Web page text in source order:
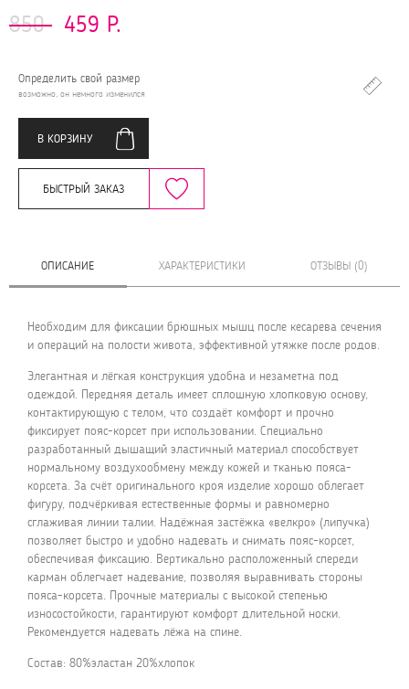
850 459 Р.
Определить свой размер
возможно, он немного изменился
В КОРЗИНУ
БЫСТРЫЙ ЗАКАЗ
ОПИСАНИЕ ХАРАКТЕРИСТИКИ ОТЗЫВЫ (0)
Необходим для фиксации брюшных мышц после кесарева сечения
и операций на полости живота, эффективной утяжке после родов.
Элегантная и лёгкая конструкция удобна и незаметна под
одеждой. Передняя деталь имеет сплошную хлопковую основу,
контактирующую с телом, что создаёт комфорт и прочно
фиксирует пояс-корсет при использовании. Специально
разработанный дышащий эластичный материал способствует
нормальному воздухообмену между кожей и тканью пояса-
корсета. За счёт оригинального кроя изделие хорошо облегает
фигуру, подчёркивая естественные формы и равномерно
сглаживая линии талии. Надёжная застёжка «велкро» (липучка)
позволяет быстро и удобно надевать и снимать пояс-корсет,
обеспечивая фиксацию. Вертикально расположенный спереди
карман облегчает надевание, позволяя выравнивать стороны
пояса-корсета. Прочные материалы с высокой степенью
износостойкости, гарантируют комфорт длительной носки.
Рекомендуется надевать лёжа на спине.
Состав: 80%эластан 20%хлопок